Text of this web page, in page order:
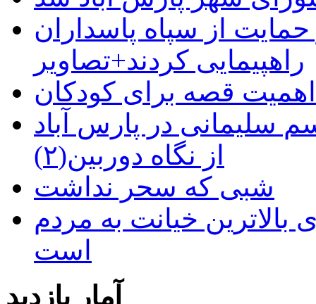
از سپاه پاسداران
راهپیمایی کردند+تصاویر
سلیمانی در پارس آباد
از نگاه دوربین(۲)
شبی که سحر نداشت
خیانت به مردم
است
آمار بازدید